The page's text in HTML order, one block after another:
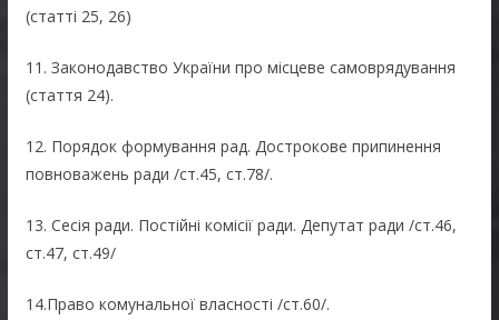
(статті 25, 26)
11. Законодавство України про місцеве самоврядування
(стаття 24).
12. Порядок формування рад. Дострокове припинення
повноважень ради /ст.45, ст.78/.
13. Сесія ради. Постійні комісії ради. Депутат ради /ст.46,
ст.47, ст.49/
14.Право комунальної власності /ст.60/.